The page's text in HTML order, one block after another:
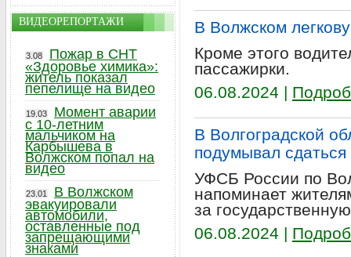
В Волжском
Кроме этого
пассажирки.
06.08.2024 |
В Волгоградской
подумывал
УФСБ России по
напоминает
за
06.08.2024 |
ВИДЕОРЕПОРТАЖИ
3.08
Пожар в СНТ
«Здоровье химика»:
житель показал
пепелище на видео
19.03
Момент аварии
с 10-летним
мальчиком на
Карбышева в
Волжском попал на
видео
23.01
В Волжском
эвакуировали
автомобили,
оставленные под
запрещающими
знаками